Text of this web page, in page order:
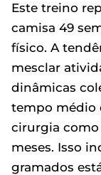
Este treino
camisa 49
físico. A
mesclar
dinâmicas
tempo médio
cirurgia como
meses. Isso
gramados